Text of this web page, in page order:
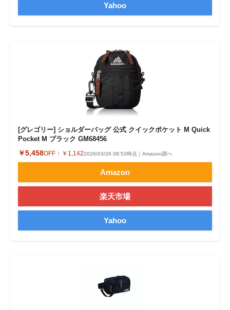
Yahoo
[グレゴリー] ショルダーバッグ 公式 クイックポケット M Quick
Pocket M ブラック GM68456
￥5,458OFF： ￥1,1422026/03/26 08:52時点｜Amazon調べ
Amazon
楽天市場
Yahoo